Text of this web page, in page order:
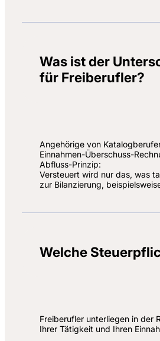
Was ist der
für Freiberufler?
Angehörige von
Einnahmen-Überschuss-
Abfluss-Prinzip:
Versteuert wird nur das, was
zur Bilanzierung,
Welche
Freiberufler unterliegen in der
Ihrer Tätigkeit und Ihren